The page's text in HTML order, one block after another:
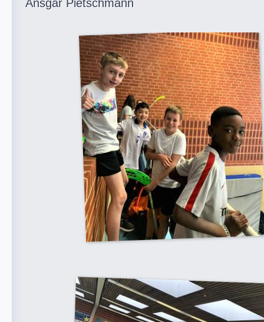
Ansgar Pietschmann